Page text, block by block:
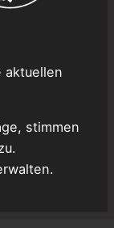
aktuellen
stimmen